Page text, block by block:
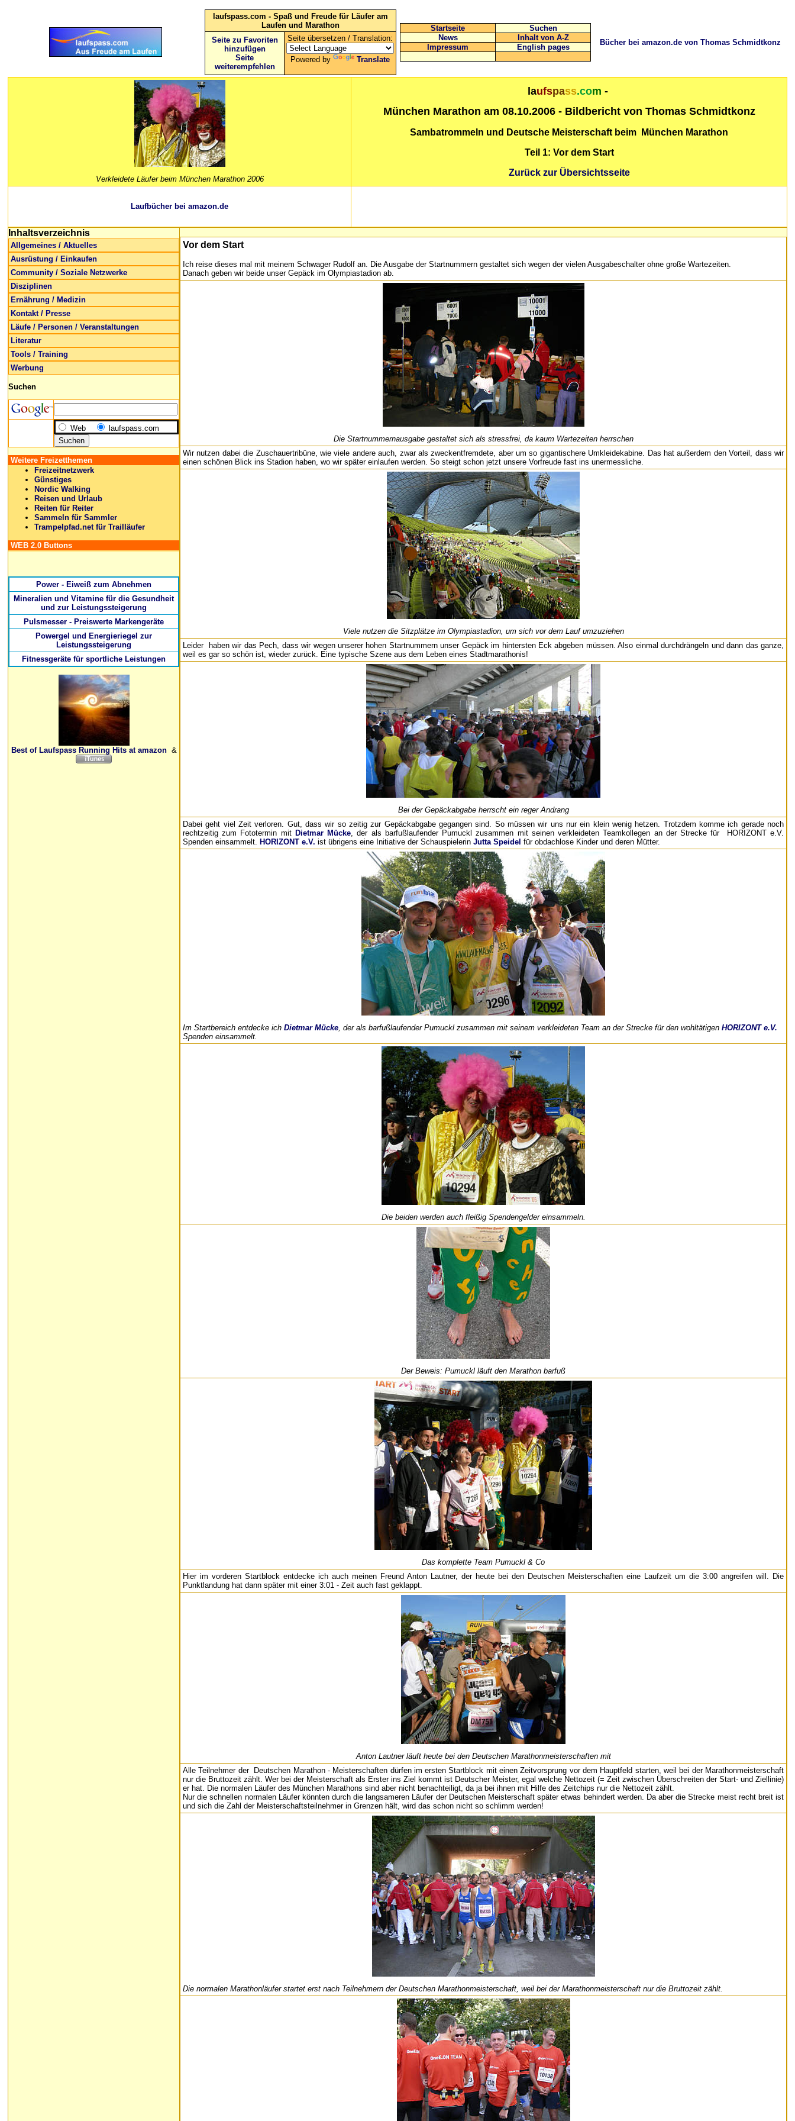
laufspass.com - Spaß und Freude für Läufer am
Laufen und Marathon
Seite zu Favoriten
hinzufügen
Seite
weiterempfehlen
Seite übersetzen / Translation:
Powered by Translate
Startseite
Suchen
News
Inhalt von A-Z
Impressum
English pages
Bücher bei amazon.de von Thomas Schmidtkonz
Verkleidete Läufer beim München Marathon 2006
laufspass.com -
München Marathon am 08.10.2006 - Bildbericht von Thomas Schmidtkonz
Sambatrommeln und Deutsche Meisterschaft beim München Marathon
Teil 1: Vor dem Start
Zurück zur Übersichtsseite
Laufbücher bei amazon.de
Inhaltsverzeichnis
Allgemeines / Aktuelles
Ausrüstung / Einkaufen
Community / Soziale Netzwerke
Disziplinen
Ernährung / Medizin
Kontakt / Presse
Läufe / Personen / Veranstaltungen
Literatur
Tools / Training
Werbung
Suchen
Web laufspass.com
Weitere Freizetthemen
Freizeitnetzwerk
Günstiges
Nordic Walking
Reisen und Urlaub
Reiten für Reiter
Sammeln für Sammler
Trampelpfad.net für Trailläufer
WEB 2.0 Buttons
Power - Eiweiß zum Abnehmen
Mineralien und Vitamine für die Gesundheit
und zur Leistungssteigerung
Pulsmesser - Preiswerte Markengeräte
Powergel und Energieriegel zur
Leistungssteigerung
Fitnessgeräte für sportliche Leistungen
Best of Laufspass Running Hits at amazon&
Vor dem Start
Ich reise dieses mal mit meinem Schwager Rudolf an. Die Ausgabe der Startnummern gestaltet sich wegen der vielen Ausgabeschalter ohne große Wartezeiten.
Danach geben wir beide unser Gepäck im Olympiastadion ab.
Die Startnummernausgabe gestaltet sich als stressfrei, da kaum Wartezeiten herrschen
Wir nutzen dabei die Zuschauertribüne, wie viele andere auch, zwar als zweckentfremdete, aber um so gigantischere Umkleidekabine. Das hat außerdem den Vorteil, dass wir
einen schönen Blick ins Stadion haben, wo wir später einlaufen werden. So steigt schon jetzt unsere Vorfreude fast ins unermessliche.
Viele nutzen die Sitzplätze im Olympiastadion, um sich vor dem Lauf umzuziehen
Leider haben wir das Pech, dass wir wegen unserer hohen Startnummern unser Gepäck im hintersten Eck abgeben müssen. Also einmal durchdrängeln und dann das ganze,
weil es gar so schön ist, wieder zurück. Eine typische Szene aus dem Leben eines Stadtmarathonis!
Bei der Gepäckabgabe herrscht ein reger Andrang
Dabei geht viel Zeit verloren. Gut, dass wir so zeitig zur Gepäckabgabe gegangen sind. So müssen wir uns nur ein klein wenig hetzen. Trotzdem komme ich gerade noch
rechtzeitig zum Fototermin mit Dietmar Mücke, der als barfußlaufender Pumuckl zusammen mit seinen verkleideten Teamkollegen an der Strecke für HORIZONT e.V.
Spenden einsammelt. HORIZONT e.V. ist übrigens eine Initiative der Schauspielerin Jutta Speidel für obdachlose Kinder und deren Mütter.
Im Startbereich entdecke ich Dietmar Mücke, der als barfußlaufender Pumuckl zusammen mit seinem verkleideten Team an der Strecke für den wohltätigen HORIZONT e.V.
Spenden einsammelt.
Die beiden werden auch fleißig Spendengelder einsammeln.
Der Beweis: Pumuckl läuft den Marathon barfuß
Das komplette Team Pumuckl & Co
Hier im vorderen Startblock entdecke ich auch meinen Freund Anton Lautner, der heute bei den Deutschen Meisterschaften eine Laufzeit um die 3:00 angreifen will. Die
Punktlandung hat dann später mit einer 3:01 - Zeit auch fast geklappt.
Anton Lautner läuft heute bei den Deutschen Marathonmeisterschaften mit
Alle Teilnehmer der Deutschen Marathon - Meisterschaften dürfen im ersten Startblock mit einen Zeitvorsprung vor dem Hauptfeld starten, weil bei der Marathonmeisterschaft
nur die Bruttozeit zählt. Wer bei der Meisterschaft als Erster ins Ziel kommt ist Deutscher Meister, egal welche Nettozeit (= Zeit zwischen Überschreiten der Start- und Ziellinie)
er hat. Die normalen Läufer des München Marathons sind aber nicht benachteiligt, da ja bei ihnen mit Hilfe des Zeitchips nur die Nettozeit zählt.
Nur die schnellen normalen Läufer könnten durch die langsameren Läufer der Deutschen Meisterschaft später etwas behindert werden. Da aber die Strecke meist recht breit ist
und sich die Zahl der Meisterschaftsteilnehmer in Grenzen hält, wird das schon nicht so schlimm werden!
Die normalen Marathonläufer startet erst nach Teilnehmern der Deutschen Marathonmeisterschaft, weil bei der Marathonmeisterschaft nur die Bruttozeit zählt.